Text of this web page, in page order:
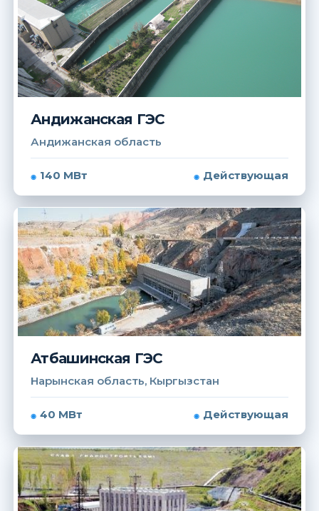
Андижанская ГЭС
Андижанская область
140 МВт Действующая
Атбашинская ГЭС
Нарынская область, Кыргызстан
40 МВт Действующая